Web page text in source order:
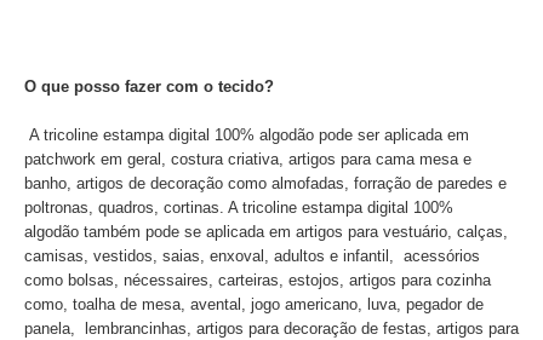
O que posso fazer com o tecido?
A tricoline estampa digital 100% algodão pode ser aplicada em
patchwork em geral, costura criativa, artigos para cama mesa e
banho, artigos de decoração como almofadas, forração de paredes e
poltronas, quadros, cortinas. A tricoline estampa digital 100%
algodão também pode se aplicada em artigos para vestuário, calças,
camisas, vestidos, saias, enxoval, adultos e infantil, acessórios
como bolsas, nécessaires, carteiras, estojos, artigos para cozinha
como, toalha de mesa, avental, jogo americano, luva, pegador de
panela, lembrancinhas, artigos para decoração de festas, artigos para